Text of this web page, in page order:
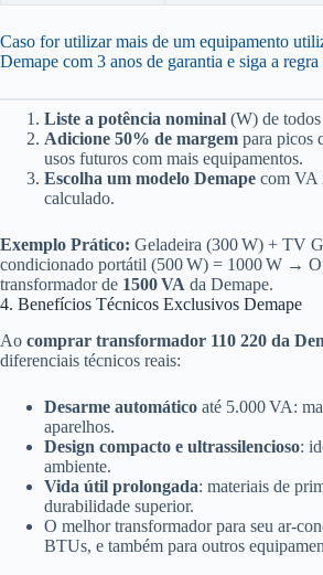
Caso for utilizar mais de um equipamento
Demape com 3 anos de garantia e siga a
Liste a potência nominal (W) de
Adicione 50% de margem para picos
usos futuros com mais equipamentos.
Escolha um modelo Demape com VA
calculado.
Exemplo Prático: Geladeira (300 W) + TV
condicionado portátil (500 W) = 1000 W →
transformador de 1500 VA da Demape.
4. Benefícios Técnicos Exclusivos Demape
Ao comprar transformador 110 220 da
diferenciais técnicos reais:
Desarme automático até 5.000 VA:
aparelhos.
Design compacto e ultrassilencioso:
ambiente.
Vida útil prolongada: materiais de
durabilidade superior.
O melhor transformador para seu ar-
BTUs, e também para outros